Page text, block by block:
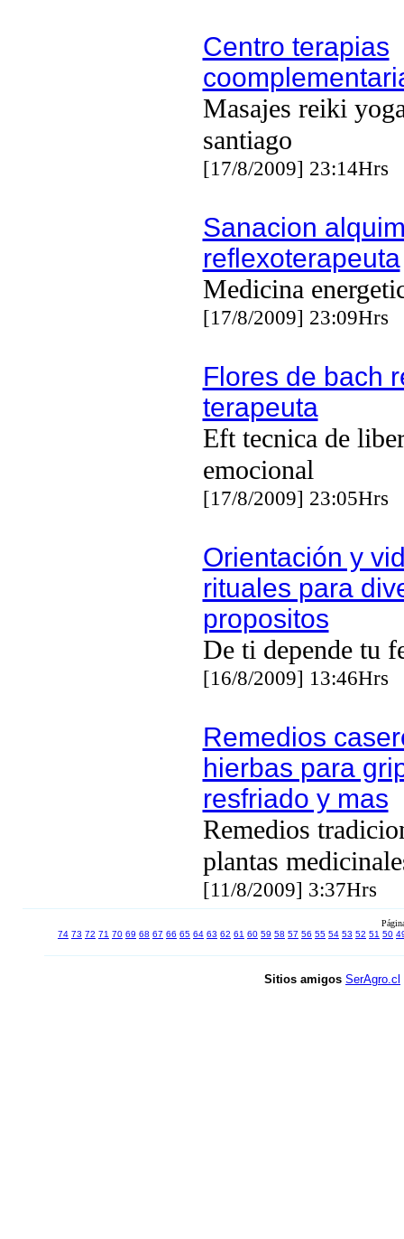
Centro terapias
Masajes reiki
santiago
[17/8/2009] 23:14Hrs
Sanacion
reflexoterapeuta
Medicina
[17/8/2009] 23:09Hrs
Flores de bach
terapeuta
Eft tecnica de
emocional
[17/8/2009] 23:05Hrs
Orientación y
rituales para
propositos
De ti depende tu
[16/8/2009] 13:46Hrs
Remedios
hierbas para
resfriado y mas
Remedios
plantas
[11/8/2009] 3:37Hrs
74 73 72 71 70 69 68 67 66 65 64 63 62 61 60 59 58 57 56 55 54 53 52 51 50
Sitios amigos SerAgro.cl